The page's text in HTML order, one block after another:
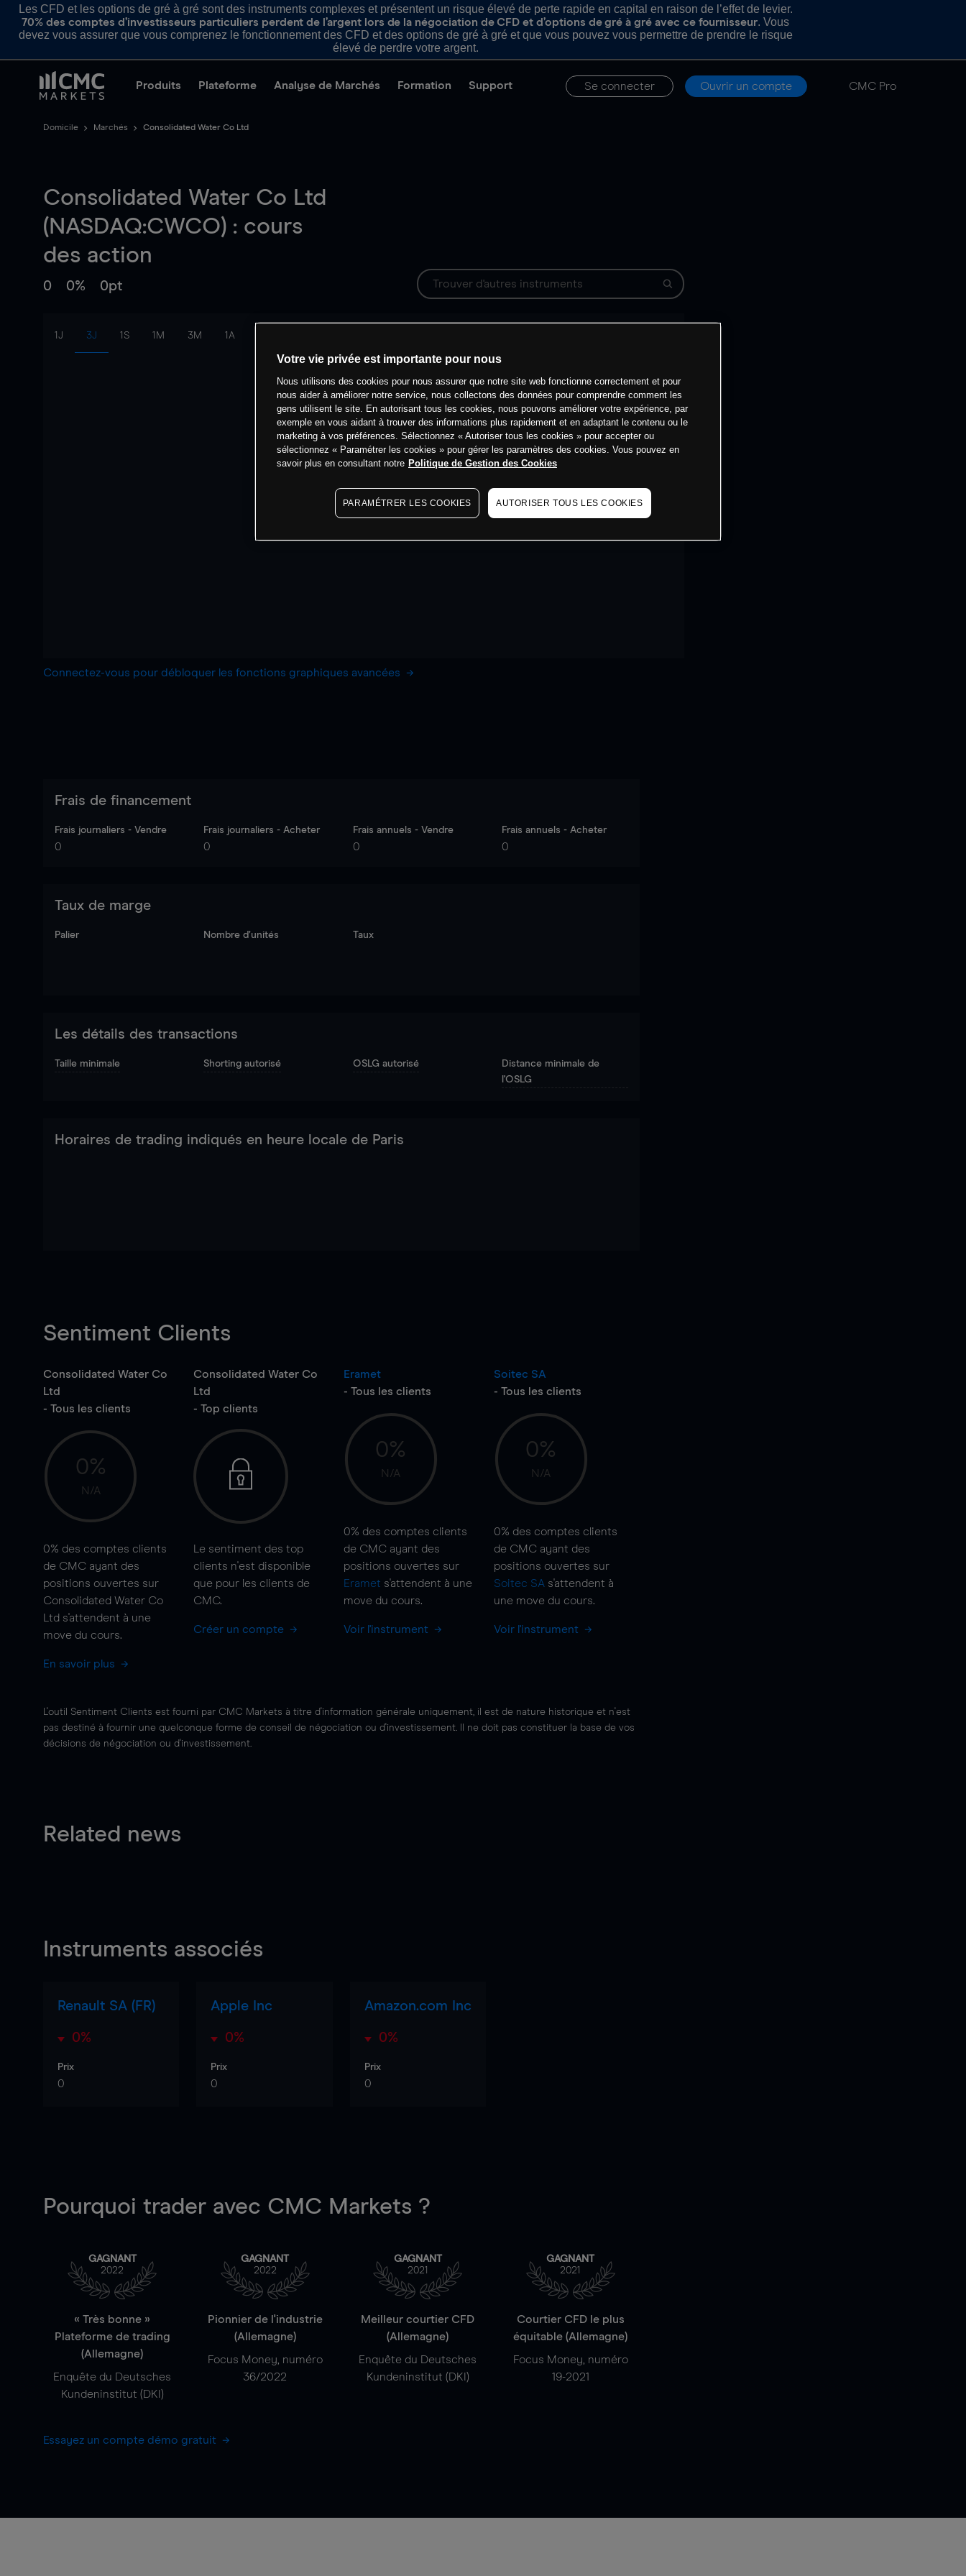
Les CFD et les options de gré à gré sont des instruments complexes et présentent un risque élevé de perte rapide en capital en raison de l’effet de levier.
70% des comptes d’investisseurs particuliers perdent de l’argent lors de la négociation de CFD et d’options de gré à gré avec ce fournisseur. Vous
devez vous assurer que vous comprenez le fonctionnement des CFD et des options de gré à gré et que vous pouvez vous permettre de prendre le risque
élevé de perdre votre argent.
Produits Plateforme Analyse de Marchés Formation Support Se connecter Ouvrir un compte CMC Pro
Domicile Marchés Consolidated Water Co Ltd
Consolidated Water Co Ltd
(NASDAQ:CWCO) : cours
des action
0 0% 0pt
1J 3J 1S 1M 3M 1A
Connectez-vous pour débloquer les fonctions graphiques avancées
Frais de financement
Frais journaliers - Vendre
0
Frais journaliers - Acheter
0
Frais annuels - Vendre
0
Frais annuels - Acheter
0
Taux de marge
Palier Nombre d’unités Taux
Les détails des transactions
Taille minimale Shorting autorisé OSLG autorisé
Distance minimale de
l'OSLG
Horaires de trading indiqués en heure locale de Paris
Sentiment Clients
Consolidated Water Co
Ltd
- Tous les clients
0%
N/A
0% des comptes clients
de CMC ayant des
positions ouvertes sur
Consolidated Water Co
Ltd s'attendent à une
move du cours.
En savoir plus
Consolidated Water Co
Ltd
- Top clients
Le sentiment des top
clients n'est disponible
que pour les clients de
CMC.
Créer un compte
Eramet
- Tous les clients
0%
N/A
0% des comptes clients
de CMC ayant des
positions ouvertes sur
Eramet s'attendent à une
move du cours.
Voir l'instrument
Soitec SA
- Tous les clients
0%
N/A
0% des comptes clients
de CMC ayant des
positions ouvertes sur
Soitec SA s'attendent à
une move du cours.
Voir l'instrument
L'outil Sentiment Clients est fourni par CMC Markets à titre d'information générale uniquement, il est de nature historique et n'est
pas destiné à fournir une quelconque forme de conseil de négociation ou d'investissement. Il ne doit pas constituer la base de vos
décisions de négociation ou d'investissement.
Related news
Instruments associés
Renault SA (FR)
0%
Prix
0
Apple Inc
0%
Prix
0
Amazon.com Inc
0%
Prix
0
Pourquoi trader avec CMC Markets ?
GAGNANT
2022
« Très bonne »
Plateforme de trading
(Allemagne)
Enquête du Deutsches
Kundeninstitut (DKI)
GAGNANT
2022
Pionnier de l'industrie
(Allemagne)
Focus Money, numéro
36/2022
GAGNANT
2021
Meilleur courtier CFD
(Allemagne)
Enquête du Deutsches
Kundeninstitut (DKI)
GAGNANT
2021
Courtier CFD le plus
équitable (Allemagne)
Focus Money, numéro
19-2021
Essayez un compte démo gratuit
Votre vie privée est importante pour nous
Nous utilisons des cookies pour nous assurer que notre site web fonctionne correctement et pour
nous aider à améliorer notre service, nous collectons des données pour comprendre comment les
gens utilisent le site. En autorisant tous les cookies, nous pouvons améliorer votre expérience, par
exemple en vous aidant à trouver des informations plus rapidement et en adaptant le contenu ou le
marketing à vos préférences. Sélectionnez « Autoriser tous les cookies » pour accepter ou
sélectionnez « Paramétrer les cookies » pour gérer les paramètres des cookies. Vous pouvez en
savoir plus en consultant notre Politique de Gestion des Cookies
PARAMÉTRER LES COOKIES AUTORISER TOUS LES COOKIES